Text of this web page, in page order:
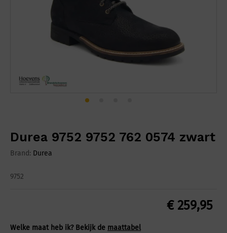
Durea 9752 9752 762 0574 zwart
Brand: Durea
9752
€259,95
Welke maat heb ik? Bekijk de maattabel